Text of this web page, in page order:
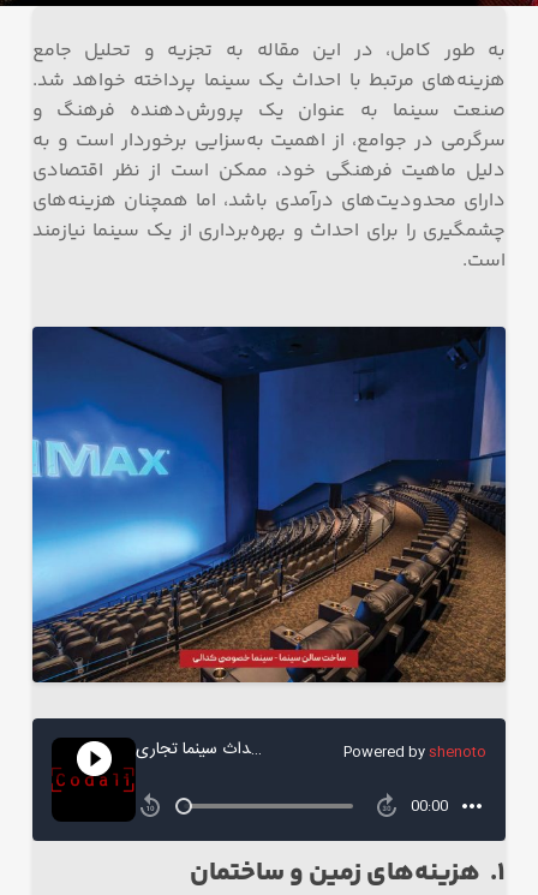
به طور کامل، در این مقاله به تجزیه و تحلیل جامع
هزینه‌های مرتبط با احداث یک سینما پرداخته خواهد شد.
صنعت سینما به عنوان یک پرورش‌دهنده فرهنگ و
سرگرمی در جوامع، از اهمیت به‌سزایی برخوردار است و به
دلیل ماهیت فرهنگی خود، ممکن است از نظر اقتصادی
دارای محدودیت‌های درآمدی باشد، اما همچنان هزینه‌های
چشمگیری را برای احداث و بهره‌برداری از یک سینما نیازمند
است.
1. هزینه‌های زمین و ساختمان